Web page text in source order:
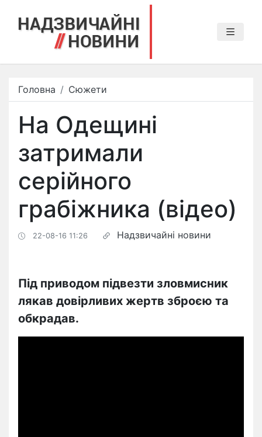
Головна Сюжети
На Одещині
затримали
серійного
грабіжника (відео)
22-08-16 11:26 Надзвичайні новини
Під приводом підвезти зловмисник
лякав довірливих жертв зброєю та
обкрадав.